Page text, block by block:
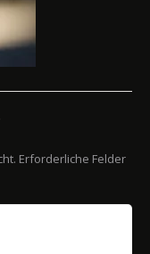
Erforderliche Felder